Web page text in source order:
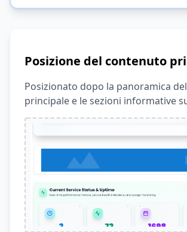
Posizione del contenuto
Posizionato dopo la panoramica
principale e le sezioni informative